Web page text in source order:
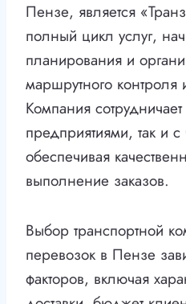
Пензе, является
полный цикл услуг,
планирования и
маршрутного контроля
Компания
предприятиями, так и
обеспечивая
выполнение заказов.
Выбор транспортной
перевозок в Пензе
факторов, включая